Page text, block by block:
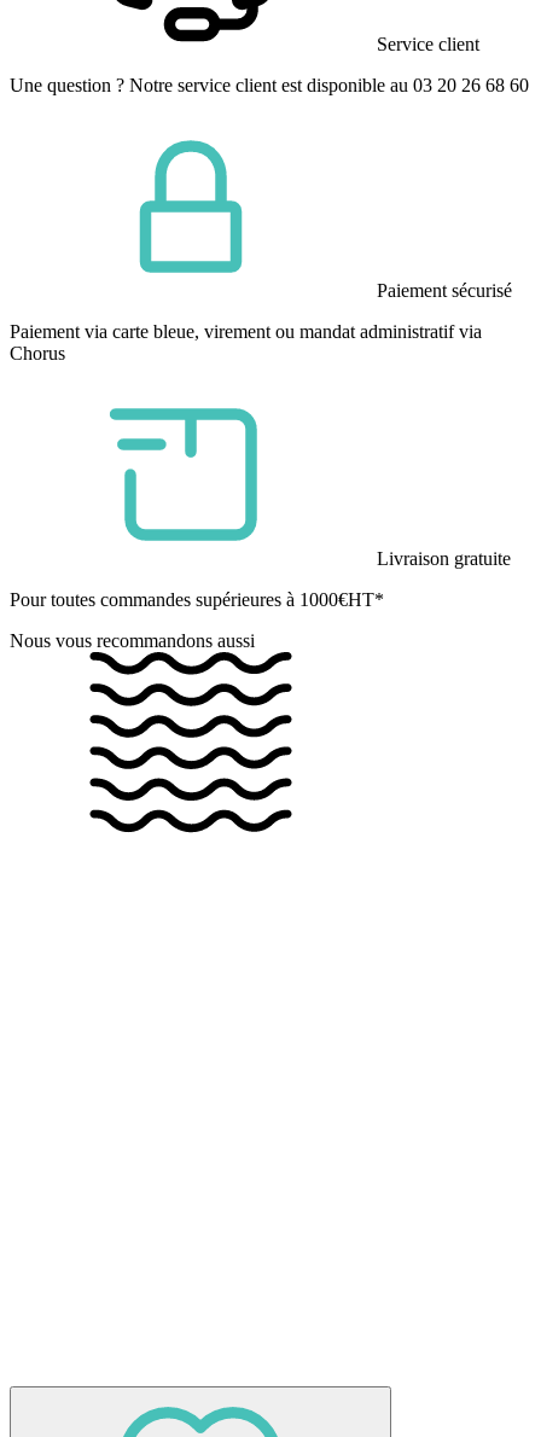
Service client
Une question ? Notre service client est disponible au 03 20 26 68 60
Paiement sécurisé
Paiement via carte bleue, virement ou mandat administratif via
Chorus
Livraison gratuite
Pour toutes commandes supérieures à 1000€HT*
Nous vous recommandons aussi